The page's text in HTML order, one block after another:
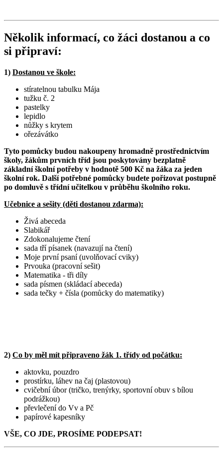
Několik informací, co žáci dostanou a co
si připraví:
1) Dostanou ve škole:
stíratelnou tabulku Mája
tužku č. 2
pastelky
lepidlo
nůžky s krytem
ořezávátko
Tyto pomůcky budou nakoupeny hromadně prostřednictvím
školy, žákům prvních tříd jsou poskytovány bezplatně
základní školní potřeby v hodnotě 500 Kč na žáka za jeden
školní rok. Další potřebné pomůcky budete pořizovat postupně
po domluvě s třídní učitelkou v průběhu školního roku.
Učebnice a sešity (děti dostanou zdarma):
Živá abeceda
Slabikář
Zdokonalujeme čtení
sada tří písanek (navazují na čtení)
Moje první psaní (uvolňovací cviky)
Prvouka (pracovní sešit)
Matematika - tři díly
sada písmen (skládací abeceda)
sada tečky + čísla (pomůcky do matematiky)
2) Co by měl mít připraveno žák 1. třídy od počátku:
aktovku, pouzdro
prostírku, láhev na čaj (plastovou)
cvičební úbor (tričko, trenýrky, sportovní obuv s bílou
podrážkou)
převlečení do Vv a Pč
papírové kapesníky
VŠE, CO JDE, PROSÍME PODEPSAT!